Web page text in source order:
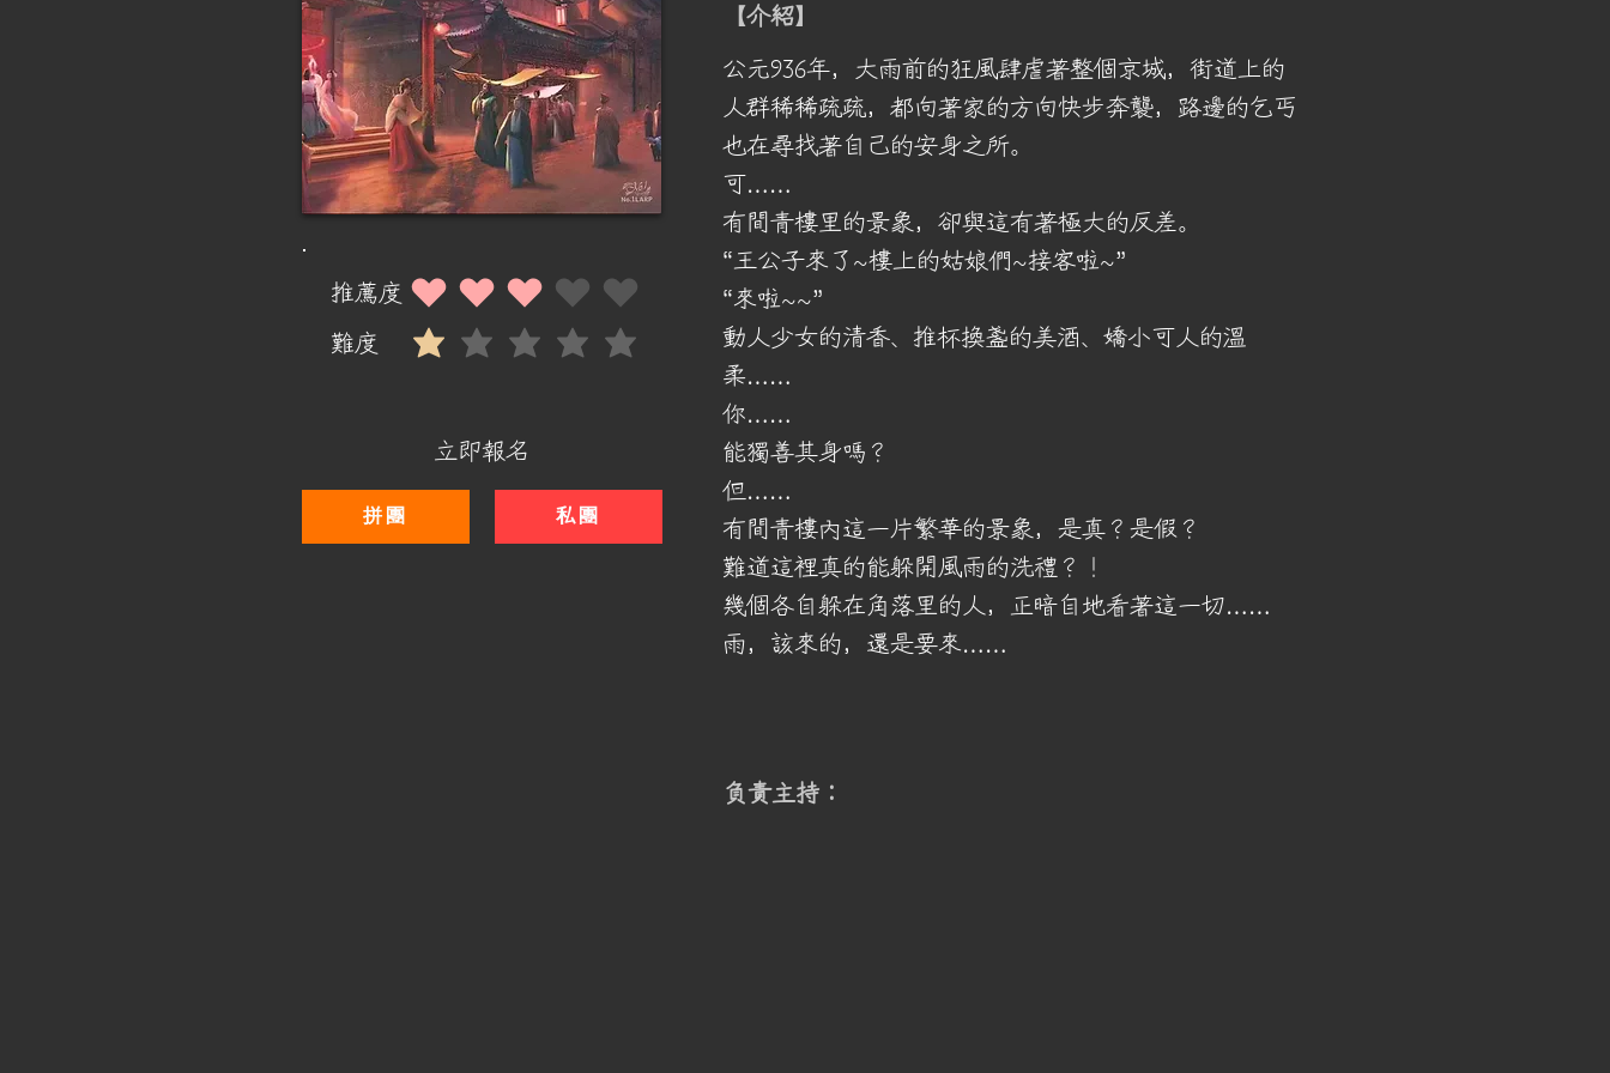
推薦度 平均評等為 3 ，滿分 5 分
難度 平均評等為 1 ，滿分 5 分
立即報名
拼團 私團
​【介紹】
公元936年，大雨前的狂風肆虐著整個京城，街道上的
人群稀稀疏疏，都向著家的方向快步奔襲，路邊的乞丐
也在尋找著自己的安身之所。
可……
有間青樓里的景象，卻與這有著極大的反差。
“王公子來了~樓上的姑娘們~接客啦~”
“來啦~~”
動人少女的清香、推杯換盞的美酒、嬌小可人的溫
柔……
你……
能獨善其身嗎？
但……
有間青樓內這一片繁華的景象，是真？是假？
難道這裡真的能躲開風雨的洗禮？！
幾個各自躲在角落里的人，正暗自地看著這一切……
雨，該來的，還是要來……
​負責主持：